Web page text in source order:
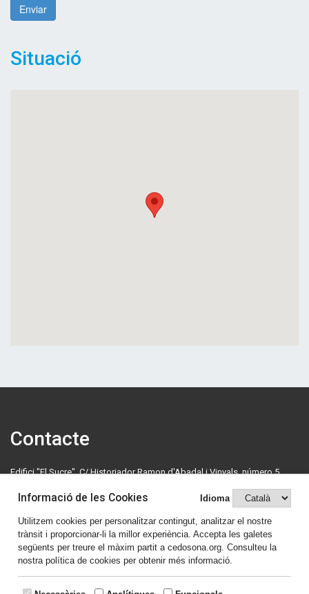
Enviar
Situació
Contacte
Edifici "El Sucre", C/ Historiador Ramon d'Abadal i Vinyals, número 5,
cedosona@cedosona.org
Política de cookies
Avís legal
Informació de les Cookies Idioma
Utilitzem cookies per personalitzar contingut, analitzar el nostre
trànsit i proporcionar-li la millor experiència. Accepta les galetes
següents per treure el màxim partit a cedosona.org. Consulteu la
nostra política de cookies per obtenir més informació.